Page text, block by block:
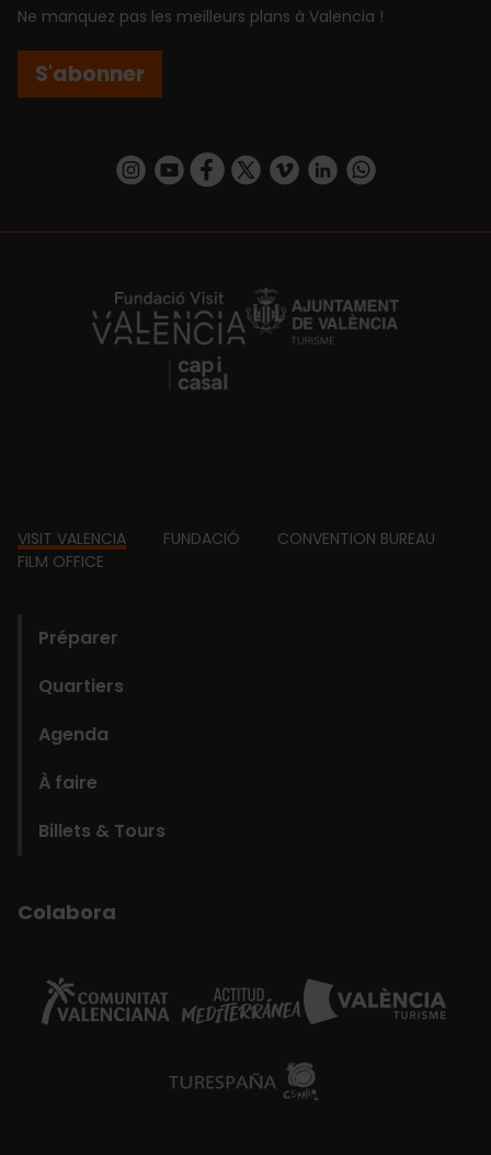
Ne manquez pas les meilleurs plans à Valencia !
S'abonner
https://www.instagram.com/visit_valencia/
https://www.youtube.com/user/
https://www.facebook.com/
https://twitter.com/
https://vimeo.com/
https://www.linkedin.com/company/turismo-valencia/https://api.whatsapp.com/send/
https://fundacion.visitvalencia.com/
Footer
VISIT VALENCIA FUNDACIÓ
CONVENTION BUREAU
FILM OFFICE
Préparer
Quartiers
Agenda
À faire
Billets & Tours
Colabora